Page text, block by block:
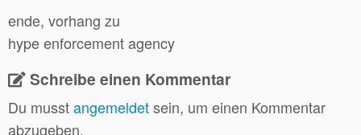
ende, vorhang zu
hype enforcement agency
Schreibe einen Kommentar
Du musstangemeldetsein, um einen Kommentar
abzugeben.